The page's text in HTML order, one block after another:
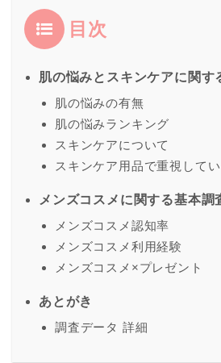
目次
肌の悩みとスキンケアに関す
肌の悩みの有無
肌の悩みランキング
スキンケアについて
スキンケア用品で重視して
メンズコスメに関する基本調
メンズコスメ認知率
メンズコスメ利用経験
メンズコスメ×プレゼント
あとがき
調査データ 詳細